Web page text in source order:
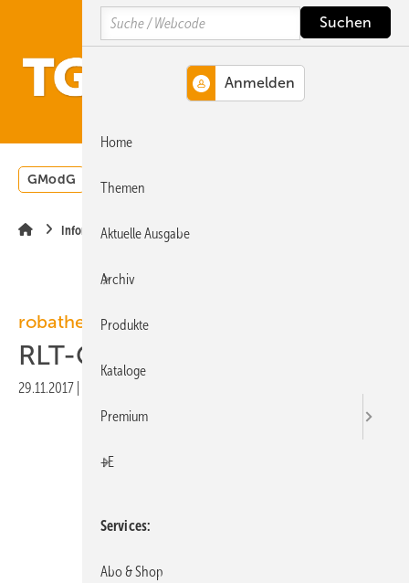
Hauptinhalt
Hauptmenü
SiteSearch
GModG Wärmepumpe
Infomaterialien
robatherm
RLT-Geräte als BIM-Objekte
29.11.2017
Search
Home
Themen
Aktuelle Ausgabe
Archiv
Produkte
Kataloge
Premium
+E
Services
Abo & Shop